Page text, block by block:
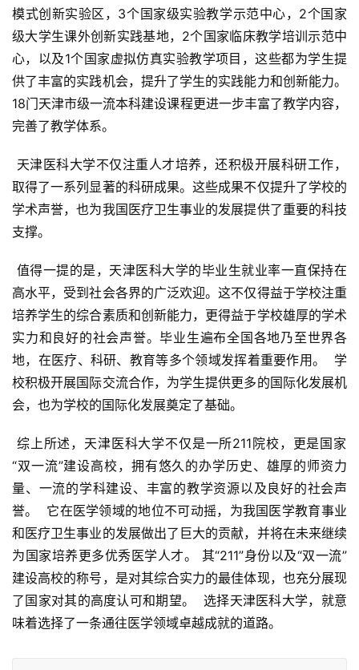
模式创新实验区，3个国家级实验教学示范中心，2个国家
级大学生课外创新实践基地，2个国家临床教学培训示范中
心，以及1个国家虚拟仿真实验教学项目，这些都为学生提
供了丰富的实践机会，提升了学生的实践能力和创新能力。
18门天津市级一流本科建设课程更进一步丰富了教学内容，
完善了教学体系。
取得了一系列显著的科研成果。这些成果不仅提升了学校的
学术声誉，也为我国医疗卫生事业的发展提供了重要的科技
支撑。
高水平，受到社会各界的广泛欢迎。这不仅得益于学校注重
培养学生的综合素质和创新能力，更得益于学校雄厚的学术
实力和良好的社会声誉。毕业生遍布全国各地乃至世界各
地，在医疗、科研、教育等多个领域发挥着重要作用。  学
校积极开展国际交流合作，为学生提供更多的国际化发展机
会，也为学校的国际化发展奠定了基础。
“双一流”建设高校，拥有悠久的办学历史、雄厚的师资力
量、一流的学科建设、丰富的教学资源以及良好的社会声
誉。  它在医学领域的地位不可动摇，为我国医学教育事业
和医疗卫生事业的发展做出了巨大的贡献，并将在未来继续
为国家培养更多优秀医学人才。 其“211”身份以及“双一流”
建设高校的称号，是对其综合实力的最佳体现，也充分展现
了国家对其的高度认可和期望。  选择天津医科大学，就意
味着选择了一条通往医学领域卓越成就的道路。